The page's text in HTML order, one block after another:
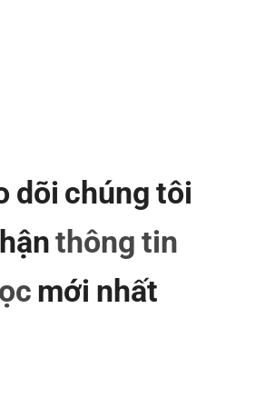
dõi chúng tôi
thông tin
mới nhất